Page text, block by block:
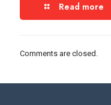
Read more
Comments are closed.